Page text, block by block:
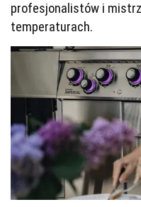
profesjonalistów i
temperaturach.